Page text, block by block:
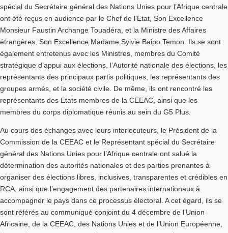
spécial du Secrétaire général des Nations Unies pour l’Afrique centrale
ont été reçus en audience par le Chef de l’Etat, Son Excellence
Monsieur Faustin Archange Touadéra, et la Ministre des Affaires
étrangères, Son Excellence Madame Sylvie Baipo Temon. Ils se sont
également entretenus avec les Ministres, membres du Comité
stratégique d’appui aux élections, l’Autorité nationale des élections, les
représentants des principaux partis politiques, les représentants des
groupes armés, et la société civile. De même, ils ont rencontré les
représentants des Etats membres de la CEEAC, ainsi que les
membres du corps diplomatique réunis au sein du G5 Plus.
Au cours des échanges avec leurs interlocuteurs, le Président de la
Commission de la CEEAC et le Représentant spécial du Secrétaire
général des Nations Unies pour l’Afrique centrale ont salué la
détermination des autorités nationales et des parties prenantes à
organiser des élections libres, inclusives, transparentes et crédibles en
RCA, ainsi que l’engagement des partenaires internationaux à
accompagner le pays dans ce processus électoral. A cet égard, ils se
sont référés au communiqué conjoint du 4 décembre de l’Union
Africaine, de la CEEAC, des Nations Unies et de l’Union Européenne,